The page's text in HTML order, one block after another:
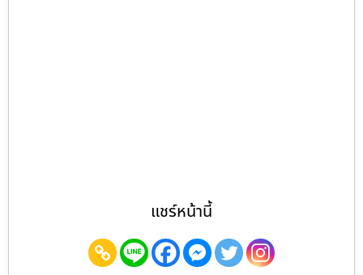
แชร์หน้านี้